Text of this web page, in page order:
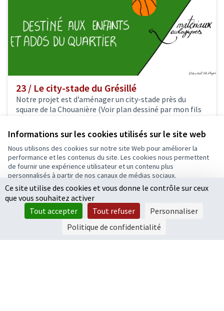
Informations sur les cookies utilisés sur le site web
Nous utilisons des cookies sur notre site Web pour améliorer la
performance et les contenus du site. Les cookies nous permettent
de fournir une expérience utilisateur et un contenu plus
personnalisés à partir de nos canaux de médias sociaux.
Tout accepter
Accepter seulement les cookies essentiels
Paramètres
23 / Le city-stade du Grésillé
Notre projet est d’aménager un city-stade près du
square de la Chouanière (Voir plan dessiné par mon fils
Jouer & Bouger
70 000 €
Résultats par page : 50
1
Ce site utilise des cookies et vous donne le contrôle sur ceux
que vous souhaitez activer
Tout accepter
Tout refuser
Personnaliser
Politique de confidentialité